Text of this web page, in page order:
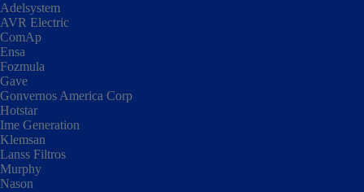
Adelsystem
AVR Electric
ComAp
Ensa
Fozmula
Gave
Gonvernos America Corp
Hotstar
Ime Generation
Klemsan
Lanss Filtros
Murphy
Nason